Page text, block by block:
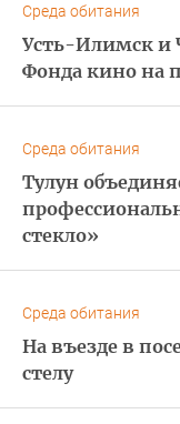
Среда обитания
Усть-Илимск и
Фонда кино на
Среда обитания
Тулун
стекло»
Среда обитания
На въезде в
стелу